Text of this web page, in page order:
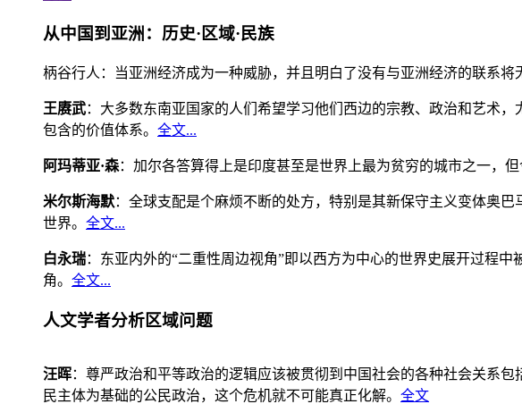
从中国到亚洲：历史·区域·民族
柄谷行人：当亚洲经济成为一种威胁，并且明白了没有与亚洲经济的联系将
王赓武：大多数东南亚国家的人们希望学习他们西边的宗教、政治和艺术
包含的价值体系。 全文...
阿玛蒂亚·森：加尔各答算得上是印度甚至是世界上最为贫穷的城市之一，
米尔斯海默：全球支配是个麻烦不断的处方，特别是其新保守主义变体奥
世界。 全文...
白永瑞：东亚内外的“二重性周边视角”即以西方为中心的世界史展开过程
角。 全文...
人文学者分析区域问题
汪晖：尊严政治和平等政治的逻辑应该被贯彻到中国社会的各种社会关系
民主体为基础的公民政治，这个危机就不可能真正化解。 全文